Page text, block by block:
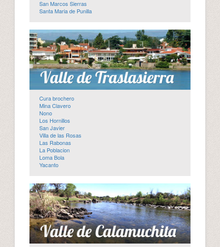
San Marcos Sierras
Santa Maria de Punilla
Cura brochero
Mina Clavero
Nono
Los Hornillos
San Javier
Villa de las Rosas
Las Rabonas
La Poblacion
Loma Bola
Yacanto